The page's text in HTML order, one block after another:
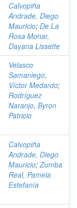
Calvopiña
Andrade, Diego
Mauricio; De La
Rosa Monar,
Dayana Lissette
Velasco
Samaniego,
Víctor Medardo;
Rodríguez
Naranjo, Byron
Patricio
Calvopiña
Andrade, Diego
Mauricio;Zumba
Real, Pamela
Estefanía